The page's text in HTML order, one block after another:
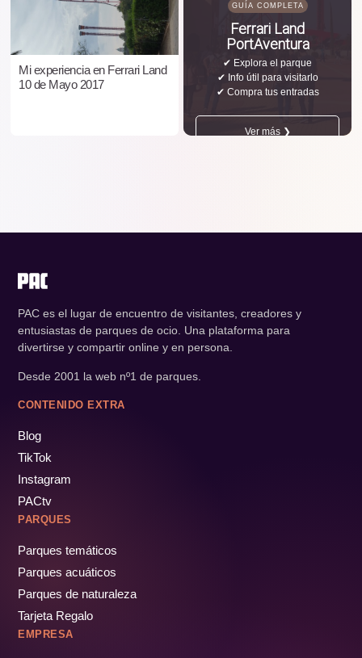
Mi experiencia en Ferrari Land
10 de Mayo 2017
GUÍA COMPLETA
Ferrari Land
PortAventura
✔ Explora el parque
✔ Info útil para visitarlo
✔ Compra tus entradas
Ver más ❯
PAC es el lugar de encuentro de visitantes, creadores y
entusiastas de parques de ocio. Una plataforma para
divertirse y compartir online y en persona.
Desde 2001 la web nº1 de parques.
CONTENIDO EXTRA
Blog
TikTok
Instagram
PACtv
PARQUES
Parques temáticos
Parques acuáticos
Parques de naturaleza
Tarjeta Regalo
EMPRESA